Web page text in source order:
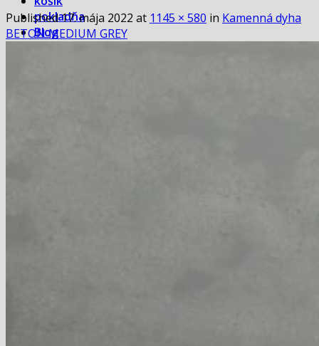
pokladňa
Blog
Published17. mája 2022 at 1145 × 580 in Kamenná dyha
BETON MEDIUM GREY